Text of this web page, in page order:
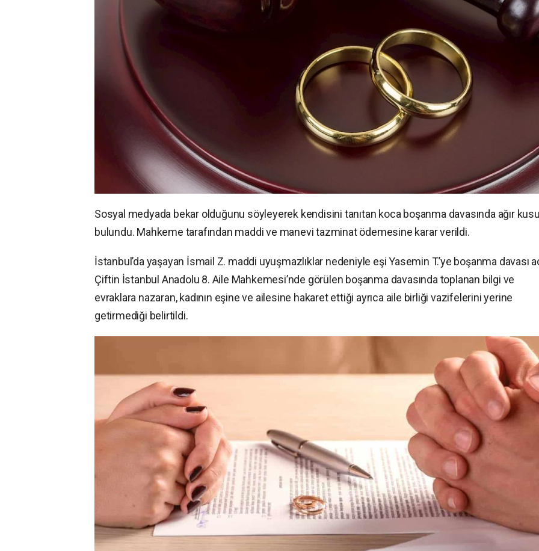
Sosyal medyada bekar olduğunu söyleyerek kendisini tanıtan koca boşanma davasında ağır
bulundu. Mahkeme tarafından maddi ve manevi tazminat ödemesine karar verildi.
İstanbul’da yaşayan İsmail Z. maddi uyuşmazlıklar nedeniyle eşiYasemin T.’ye boşanma davası
Çiftin İstanbul Anadolu 8. Aile Mahkemesi’nde görülen boşanma davasında toplanan bilgi ve
evraklara nazaran, kadının eşine ve ailesine hakaret ettiği ayrıca aile birliği vazifelerini yerine
getirmediği belirtildi.